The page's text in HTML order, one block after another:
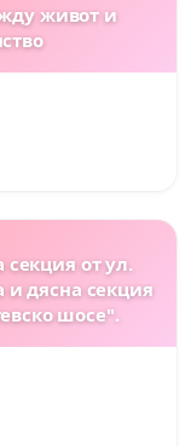
живот и
секция от ул.
шосе".